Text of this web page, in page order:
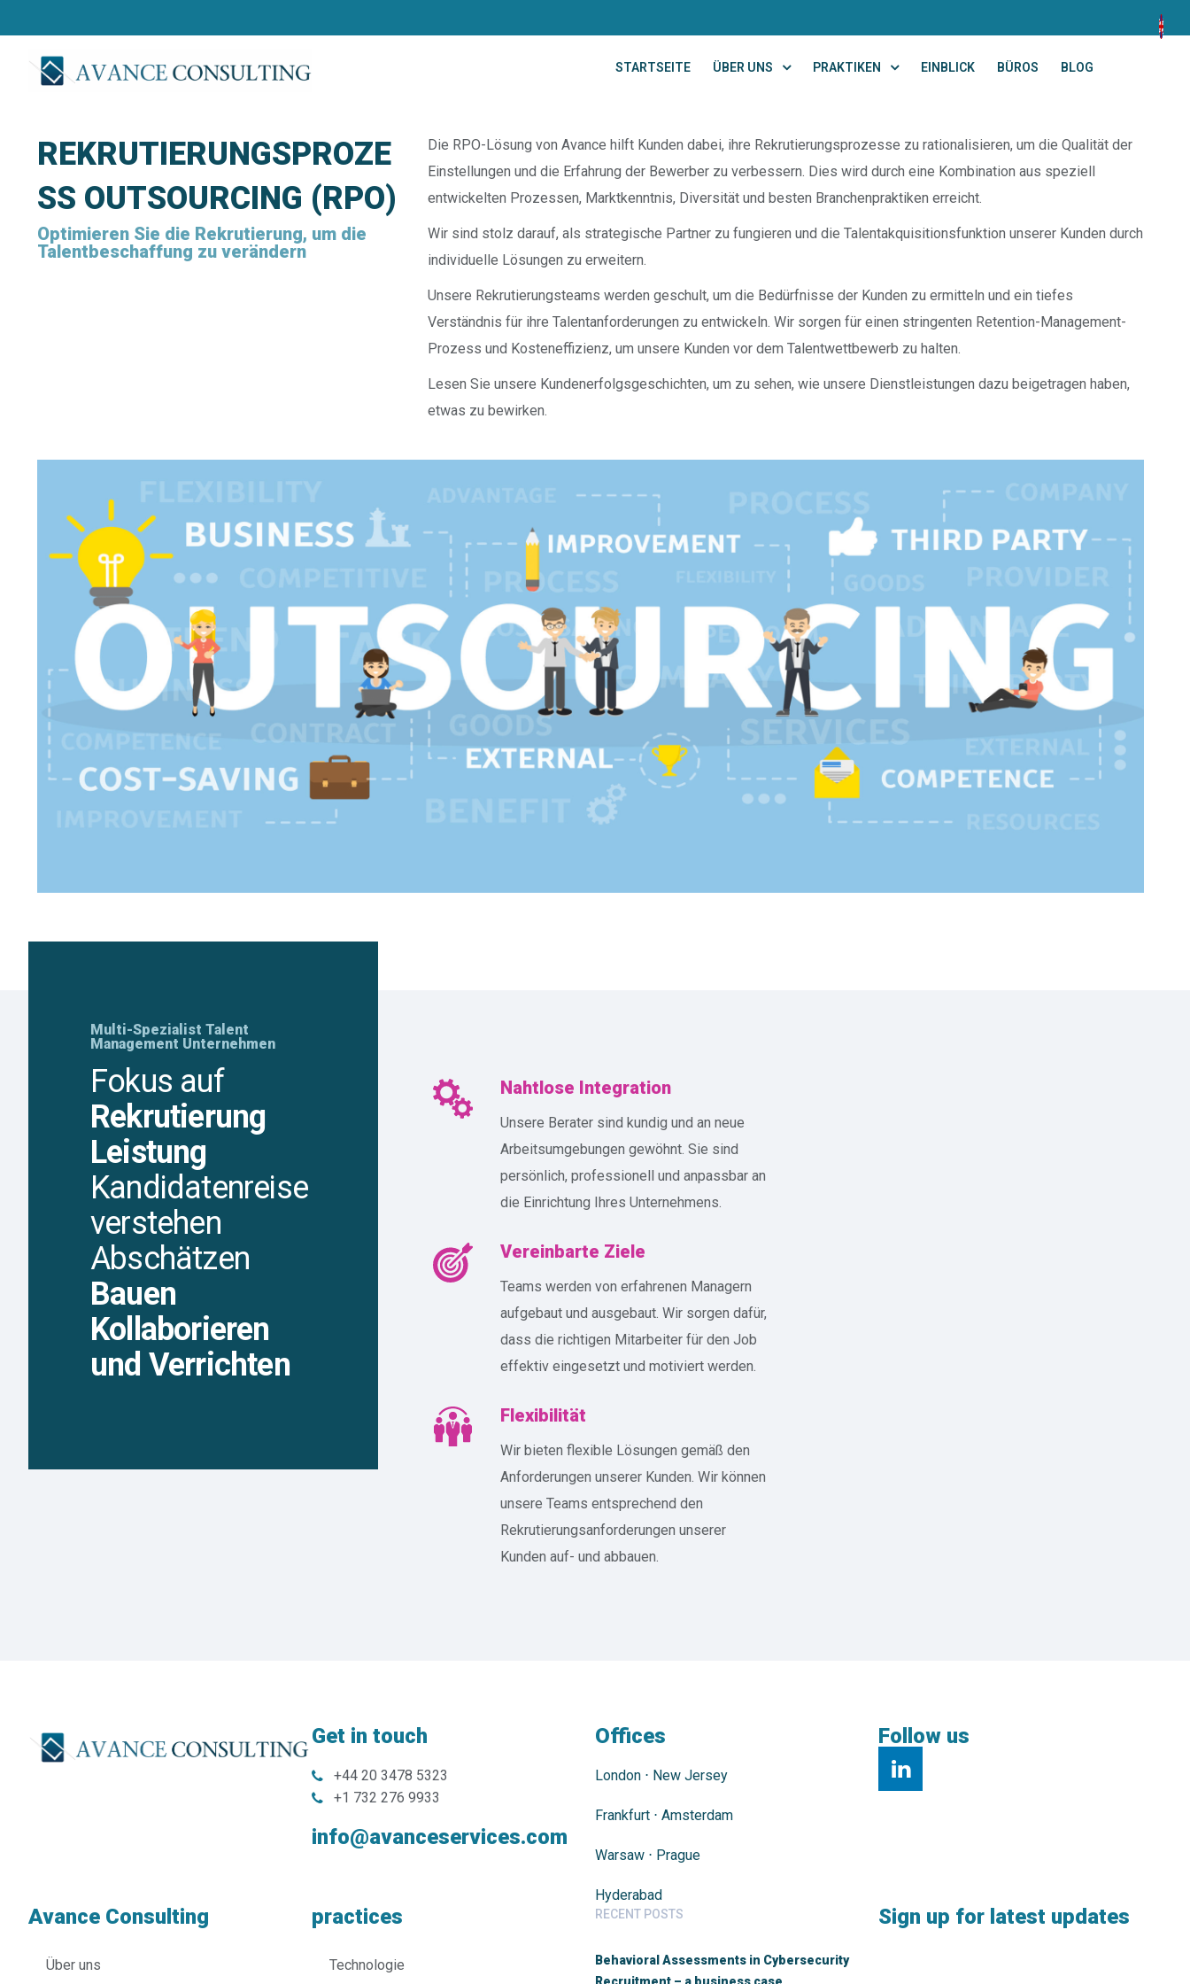
STARTSEITE ÜBER UNS PRAKTIKEN EINBLICK BÜROS BLOG
REKRUTIERUNGSPROZE
SS OUTSOURCING (RPO)
Optimieren Sie die Rekrutierung, um die
Talentbeschaffung zu verändern
Die RPO-Lösung von Avance hilft Kunden dabei, ihre Rekrutierungsprozesse zu rationalisieren, um die Qualität der
Einstellungen und die Erfahrung der Bewerber zu verbessern. Dies wird durch eine Kombination aus speziell
entwickelten Prozessen, Marktkenntnis, Diversität und besten Branchenpraktiken erreicht.
Wir sind stolz darauf, als strategische Partner zu fungieren und die Talentakquisitionsfunktion unserer Kunden durch
individuelle Lösungen zu erweitern.
Unsere Rekrutierungsteams werden geschult, um die Bedürfnisse der Kunden zu ermitteln und ein tiefes
Verständnis für ihre Talentanforderungen zu entwickeln. Wir sorgen für einen stringenten Retention-Management-
Prozess und Kosteneffizienz, um unsere Kunden vor dem Talentwettbewerb zu halten.
Lesen Sie unsere Kundenerfolgsgeschichten, um zu sehen, wie unsere Dienstleistungen dazu beigetragen haben,
etwas zu bewirken.
Multi-Spezialist Talent
Management Unternehmen
Fokus auf
Rekrutierung
Leistung
Kandidatenreise
verstehen
Abschätzen
Bauen
Kollaborieren
und Verrichten
Nahtlose Integration
Unsere Berater sind kundig und an neue
Arbeitsumgebungen gewöhnt. Sie sind
persönlich, professionell und anpassbar an
die Einrichtung Ihres Unternehmens.
Vereinbarte Ziele
Teams werden von erfahrenen Managern
aufgebaut und ausgebaut. Wir sorgen dafür,
dass die richtigen Mitarbeiter für den Job
effektiv eingesetzt und motiviert werden.
Flexibilität
Wir bieten flexible Lösungen gemäß den
Anforderungen unserer Kunden. Wir können
unsere Teams entsprechend den
Rekrutierungsanforderungen unserer
Kunden auf- und abbauen.
Get in touch
+44 20 3478 5323
+1 732 276 9933
info@avanceservices.com
Offices
London ⋅ New Jersey
Frankfurt ⋅ Amsterdam
Warsaw ⋅ Prague
Hyderabad
Follow us
Avance Consulting
Über uns
practices
Technologie
RECENT POSTS
Behavioral Assessments in Cybersecurity
Sign up for latest updates